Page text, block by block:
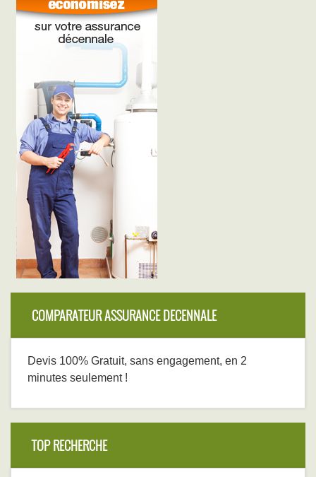
COMPARATEUR ASSURANCE DECENNALE
Devis 100% Gratuit, sans engagement, en 2
minutes seulement !
TOP RECHERCHE